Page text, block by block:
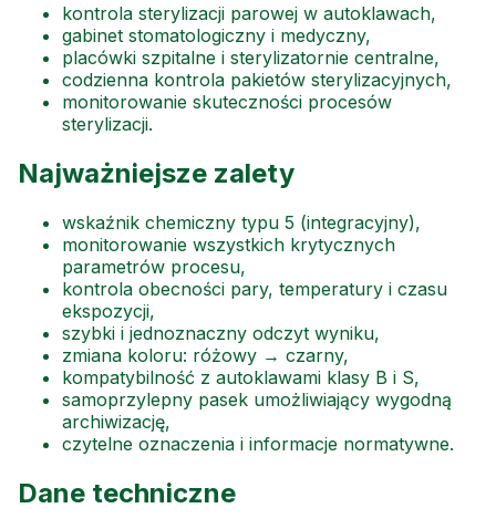
kontrola sterylizacji parowej w autoklawach,
gabinet stomatologiczny i medyczny,
placówki szpitalne i sterylizatornie centralne,
codzienna kontrola pakietów sterylizacyjnych,
monitorowanie skuteczności procesów
sterylizacji.
Najważniejsze zalety
wskaźnik chemiczny typu 5 (integracyjny),
monitorowanie wszystkich krytycznych
parametrów procesu,
kontrola obecności pary, temperatury i czasu
ekspozycji,
szybki i jednoznaczny odczyt wyniku,
zmiana koloru: różowy → czarny,
kompatybilność z autoklawami klasy B i S,
samoprzylepny pasek umożliwiający wygodną
archiwizację,
czytelne oznaczenia i informacje normatywne.
Dane techniczne